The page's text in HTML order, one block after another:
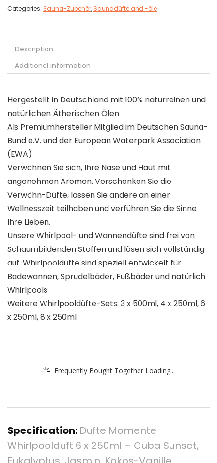
Categories: Sauna-Zubehör, Saunadüfte and -öle
Description
Additional information
Hergestellt in Deutschland mit 100% naturreinen und
natürlichen Ätherischen Ölen
Als Premiumhersteller Mitglied im Deutschen Sauna-
Bund e.V. und der European Waterpark Association
(EWA)
Verwöhnen Sie sich, Ihre Nase und Haut mit
angenehmen Aromen. Verschenken Sie die
Verwöhn-Düfte, lassen Sie andere an einer
Wellnesszeit teilhaben und verführen Sie die Sinne
Ihre Lieben.
Unsere Whirlpool- und Wannendüfte sind frei von
Schaumbildenden Stoffen und lösen sich vollständig
auf. Whirlpooldüfte sind speziell entwickelt für
Badewannen, Sprudelbäder, Fußbäder und natürlich
Whirlpools
Weitere Whirlpooldüfte-Sets: 3 x 500ml, 4 x 250ml, 6
x 250ml, 8 x 250ml
Frequently Bought Together Loading...
Specification: Dufte Momente
Whirlpoolduft 6 x 250ml – Cuba Sunset,